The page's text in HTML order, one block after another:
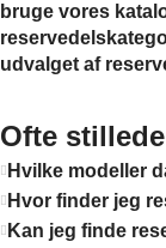
bruge vores
udvalget af
Ofte
Hvilke modeller
Hvor finder jeg
Kan jeg finde